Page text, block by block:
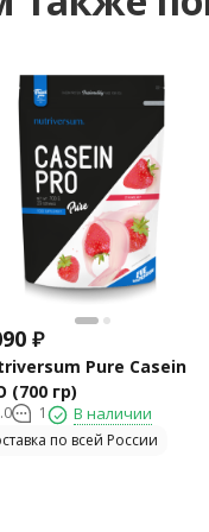
₽
Pure Casein
(700 гр)
1 В наличии
по всей России